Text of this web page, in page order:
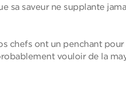
sa saveur ne supplante
chefs ont un penchant
vouloir de la